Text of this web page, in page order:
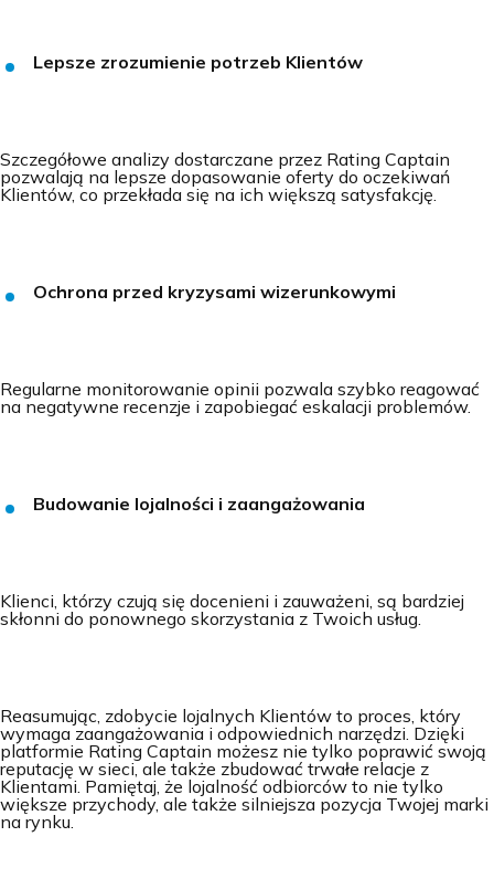
Lepsze zrozumienie potrzeb Klientów
Szczegółowe analizy dostarczane przez Rating Captain
pozwalają na lepsze dopasowanie oferty do oczekiwań
Klientów, co przekłada się na ich większą satysfakcję.
Ochrona przed kryzysami wizerunkowymi
Regularne monitorowanie opinii pozwala szybko reagować
na negatywne recenzje i zapobiegać eskalacji problemów.
Budowanie lojalności i zaangażowania
Klienci, którzy czują się docenieni i zauważeni, są bardziej
skłonni do ponownego skorzystania z Twoich usług.
Reasumując, zdobycie lojalnych Klientów to proces, który
wymaga zaangażowania i odpowiednich narzędzi. Dzięki
platformie Rating Captain możesz nie tylko poprawić swoją
reputację w sieci, ale także zbudować trwałe relacje z
Klientami. Pamiętaj, że lojalność odbiorców to nie tylko
większe przychody, ale także silniejsza pozycja Twojej marki
na rynku.